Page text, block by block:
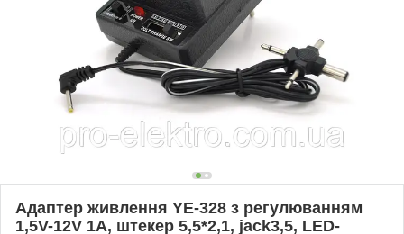
Адаптер живлення YE-328 з регулюванням
1,5V-12V 1A, штекер 5,5*2,1, jack3,5, LED-